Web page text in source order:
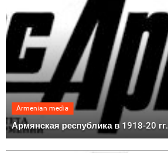
Armenian media
Армянская республика в 1918-20 гг.